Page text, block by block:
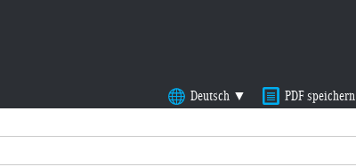
Deutsch ▼ PDF speichern